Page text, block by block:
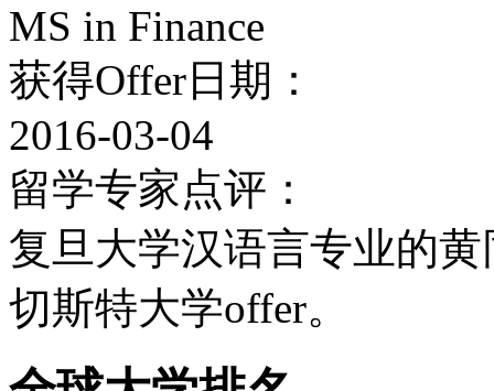
体育活动
罗彻斯特大学田径队被
该校运动员在NCAA以
Athletic Aociation）第
该校的壁球队在第一级
不同的运动俱乐部以及
MS in Finance
获得Offer日期：
2016-03-04
留学专家点评：
复旦大学汉语言专业的
切斯特大学offer。